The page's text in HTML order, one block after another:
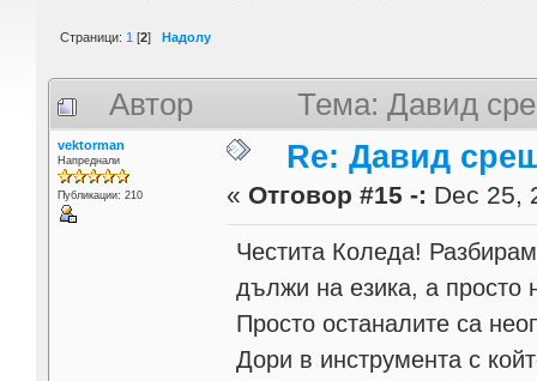
Страници: 1 [2] Надолу
Автор Тема: Давид
vektorman
Напреднали
Публикации: 210
Re: Давид
« Отговор #15 -: Dec 25,
Честита Коледа!
дължи на езика, а просто
Просто останалите са
Дори в инструмента с